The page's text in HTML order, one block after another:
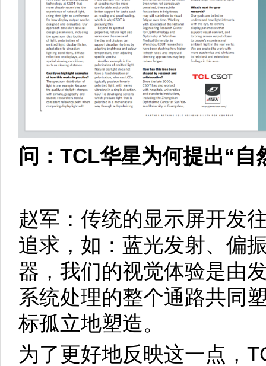
问：TCL华星为何提出“
赵军：传统的显示屏开发
追求，如：蓝光发射、偏
器，我们的视觉体验是由
系统处理的整个通路共同
标孤立地塑造。
为了更好地反映这一点，